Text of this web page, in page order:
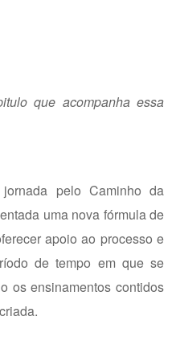
que acompanha essa
pelo Caminho da
uma nova fórmula de
apoio ao processo e
de tempo em que se
os ensinamentos contidos